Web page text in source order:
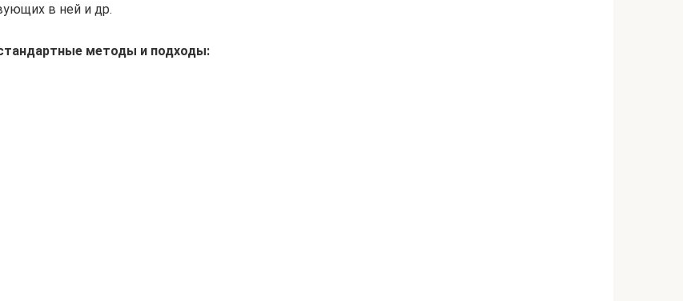
в ней и др.
методы и подходы: